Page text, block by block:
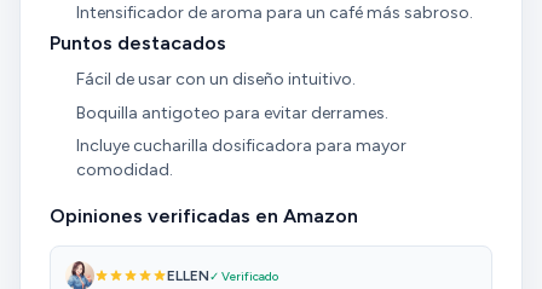
Intensificador de aroma para un café más sabroso.
Puntos destacados
Fácil de usar con un diseño intuitivo.
Boquilla antigoteo para evitar derrames.
Incluye cucharilla dosificadora para mayor
comodidad.
Opiniones verificadas en Amazon
ELLEN✓ Verificado